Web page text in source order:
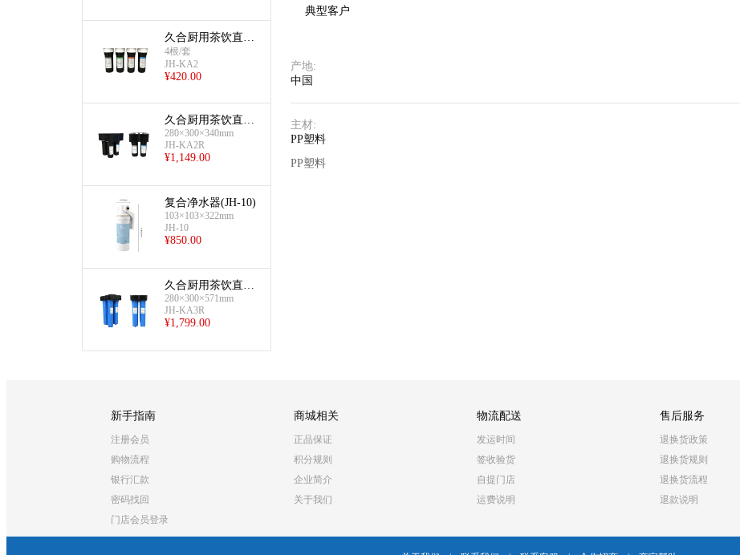
久合厨用茶饮直排
超滤(直排5000L替
换滤芯)
4根/套
JH-KA2
¥420.00
久合厨用茶饮直排
超滤(双排5000L)
280×300×340mm
JH-KA2R
¥1,149.00
复合净水器(JH-10)
103×103×322mm
JH-10
¥850.00
久合厨用茶饮直排
超滤(双排12000L)
280×300×571mm
JH-KA3R
¥1,799.00
典型客户
产地:
中国
主材:
PP塑料
PP塑料
新手指南
注册会员
购物流程
银行汇款
密码找回
门店会员登录
商城相关
正品保证
积分规则
企业简介
关于我们
物流配送
发运时间
签收验货
自提门店
运费说明
售后服务
退换货政策
退换货规则
退换货流程
退款说明